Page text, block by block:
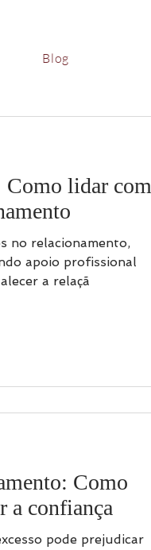
Blog
Como lidar com
no relacionamento,
apoio profissional
a relaçã
Como
a confiança
pode prejudicar